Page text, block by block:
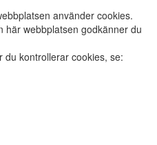
använder cookies.
här webbplatsen godkänner du
du kontrollerar cookies, se: